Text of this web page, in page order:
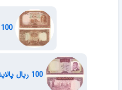
100 ریال قهوه ای